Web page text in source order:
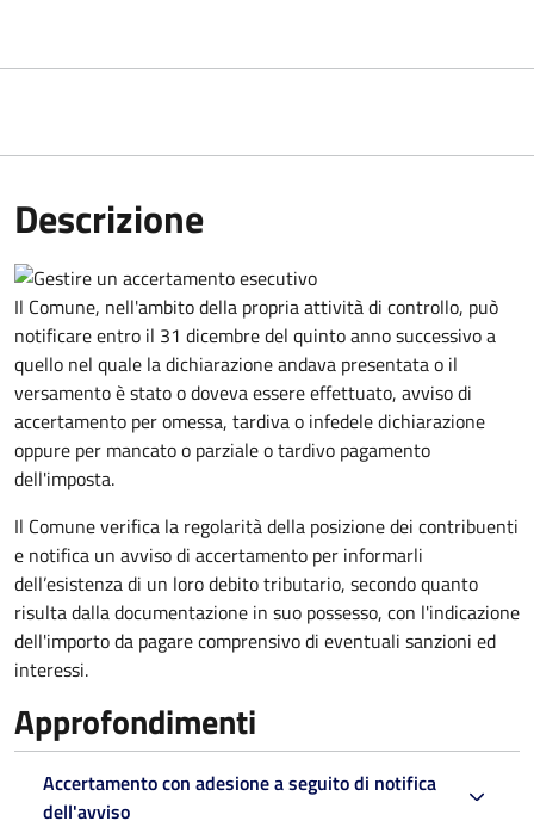
Descrizione
Il Comune, nell'ambito della propria attività di controllo, può
notificare entro il 31 dicembre del quinto annosuccessivo a
quello nel quale la dichiarazione andava presentata o il
versamento è stato o doveva essere effettuato, avviso di
accertamento per omessa, tardiva o infedele dichiarazione
oppure per mancato o parziale o tardivo pagamento
dell'imposta.
Il Comune verifica la regolarità della posizione dei contribuenti
e notifica un avviso di accertamento per informarli
dell’esistenza di un loro debito tributario, secondo quanto
risulta dalla documentazione in suo possesso, con l'indicazione
dell'importo da pagare comprensivo di eventuali sanzioni ed
interessi.
Approfondimenti
Accertamento con adesione a seguito di notifica
dell'avviso